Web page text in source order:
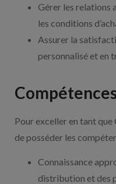
Gérer les relations
les conditions
Assurer la
personnalisé et en
Pour exceller en tant que
de posséder les
Connaissance
distribution et des